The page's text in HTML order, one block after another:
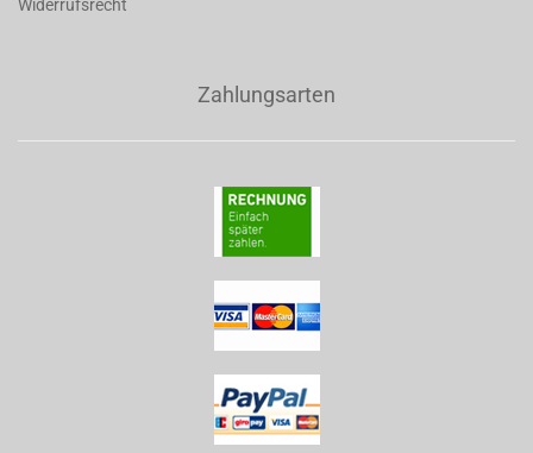
Widerrufsrecht
Zahlungsarten